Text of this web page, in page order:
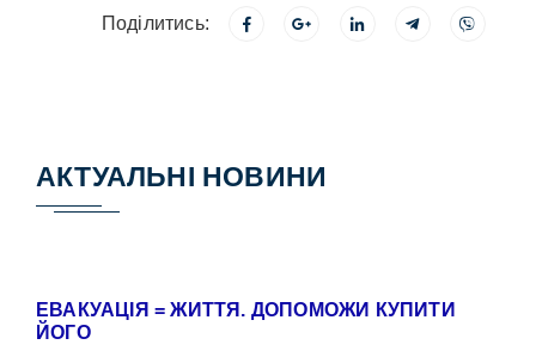
Поділитись:
АКТУАЛЬНІ НОВИНИ
ЕВАКУАЦІЯ = ЖИТТЯ. ДОПОМОЖИ КУПИТИ
ЙОГО